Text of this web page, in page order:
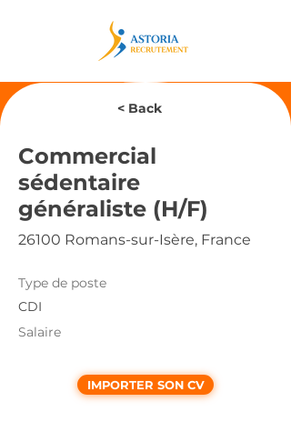
< Back
Commercial
sédentaire
généraliste (H/F)
26100 Romans-sur-Isère, France
Type de poste
CDI
Salaire
IMPORTER SON CV